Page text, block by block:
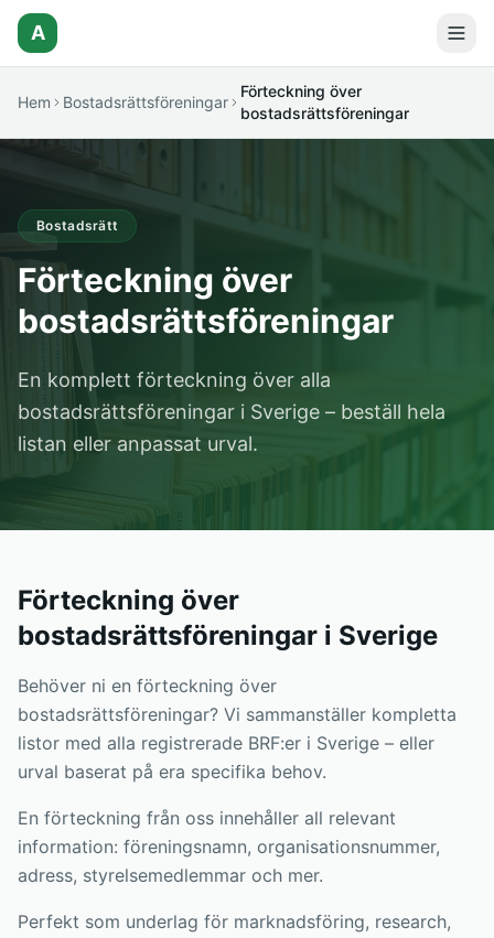
A
Hem Bostadsrättsföreningar
Förteckning över
bostadsrättsföreningar
Bostadsrätt
Förteckning över
bostadsrättsföreningar
En komplett förteckning över alla
bostadsrättsföreningar i Sverige – beställ hela
listan eller anpassat urval.
Förteckning över
bostadsrättsföreningar i Sverige
Behöver ni en förteckning över
bostadsrättsföreningar? Vi sammanställer kompletta
listor med alla registrerade BRF:er i Sverige – eller
urval baserat på era specifika behov.
En förteckning från oss innehåller all relevant
information: föreningsnamn, organisationsnummer,
adress, styrelsemedlemmar och mer.
Perfekt som underlag för marknadsföring, research,